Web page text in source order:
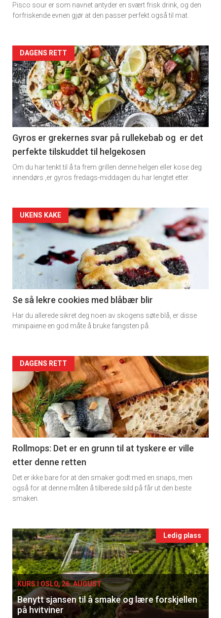
Pisco sour er som navnet antyder en svært frisk drink, og den
forfriskende evnen gjør at den passer perfekt også til mat.
Artikler
detail
-
section
11
Dagens
rett
DAGENS RETT
Gyros er grekernes svar på rullekebab og er det
perfekte tilskuddet til helgekosen
Om du har tenkt til å ta frem grillen denne helgen eller kose deg
innendørs ,er gyros fredags-middagen du har lengtet etter.
Artikler
detail
-
section
11
Dagens
UKENS KAKE
Se så lekre cookies med blåbær blir
Har du allerede sikret deg noen av skogens søte blå, er disse
minipaiene en god måte å bruke fangsten på.
Artikler
detail
-
section
11
Ukens
vin
DAGENS RETT
Rollmops: Det er en grunn til at tyskere er ville
etter denne retten
Det er ikke bare for at den smaker godt med en snaps, men
også for at denne måten å tilberede sild på får ut den beste
smaken.
Events
single
Ledig plass
KURS I OSLO, 26. AUGUST
Benytt sjansen til å smake og lære forskjellen
på hvitviner